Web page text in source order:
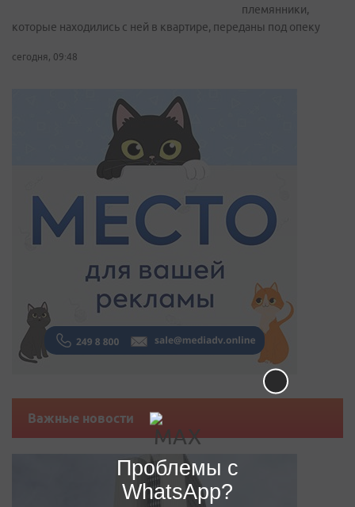
племянники,
которые находились с ней в квартире, переданы под опеку
сегодня, 09:48
Важные новости
Проблемы с
WhatsApp?